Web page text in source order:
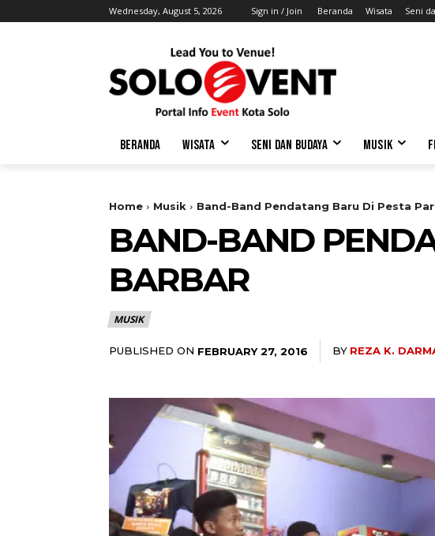
Wednesday, August 5, 2026 Sign in / Join Beranda Wisata Seni
BERANDA WISATA SENI DAN BUDAYA MUSIK
Home Musik Band-Band Pendatang Baru Di Pesta
BAND-BAND
BARBAR
MUSIK
PUBLISHED ON FEBRUARY 27, 2016 BY REZA K.